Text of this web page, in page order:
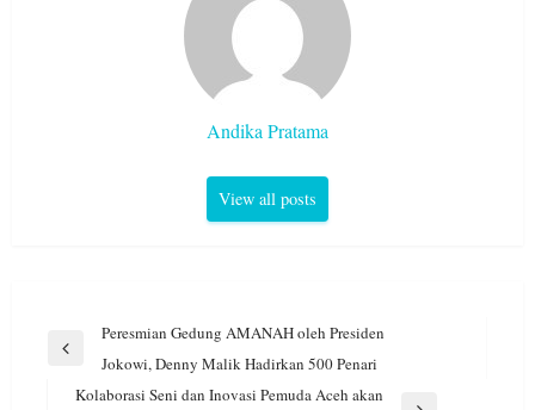
Andika Pratama
View all posts
Navigasi
Previous
Peresmian Gedung AMANAH oleh Presiden
Jokowi, Denny Malik Hadirkan 500 Penari
Kolaborasi Seni dan Inovasi Pemuda Aceh akan